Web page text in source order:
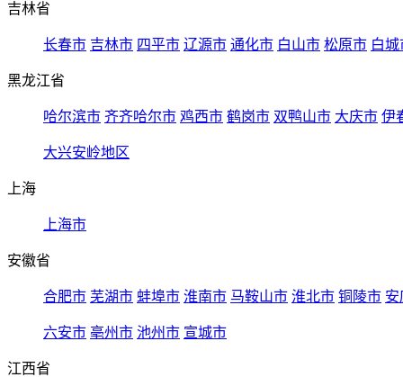
吉林省
长春市 吉林市 四平市 辽源市 通化市 白山市 松原市 白城
黑龙江省
哈尔滨市 齐齐哈尔市 鸡西市 鹤岗市 双鸭山市 大庆市 伊
大兴安岭地区
上海
上海市
安徽省
合肥市 芜湖市 蚌埠市 淮南市 马鞍山市 淮北市 铜陵市 安
六安市 亳州市 池州市 宣城市
江西省